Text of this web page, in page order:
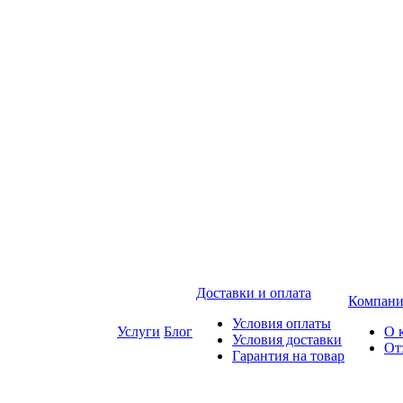
Услуги Блог
Доставки и оплата
Условия оплаты
Условия доставки
Гарантия на товар
О